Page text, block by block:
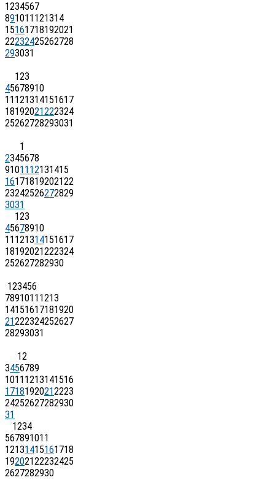
1234567
891011 121314
15161718192021
22232425262728
293031
123
45678910
11 121314151617
18192021222324
25262728293031
1
2345678
91011 12131415
16171819202122
23242526272829
3031
123
45678910
11 121314151617
18192021222324
252627282930
123456
7891011 1213
14151617181920
21222324252627
28293031
12
3456789
1011 1213141516
17181920212223
24252627282930
31
1234
567891011
12131415161718
19202122232425
2627282930